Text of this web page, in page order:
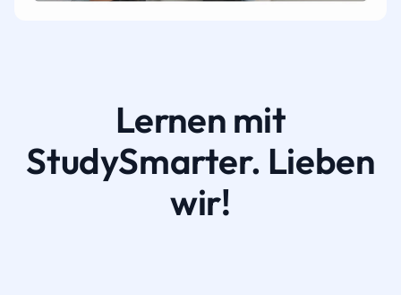
Lernen mit
StudySmarter. Lieben
wir!